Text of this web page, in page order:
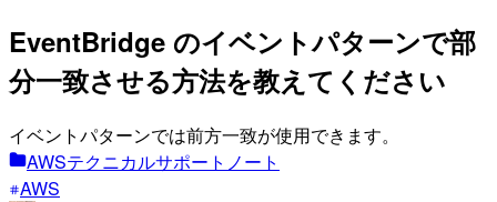
EventBridge のイベントパターンで部
分一致させる方法を教えてください
イベントパターンでは前方一致が使用できます。
AWSテクニカルサポートノート
AWS